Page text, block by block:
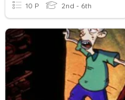
10 P 2nd - 6th